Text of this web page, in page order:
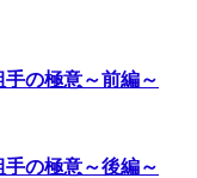
手の極意～前編～
手の極意～後編～